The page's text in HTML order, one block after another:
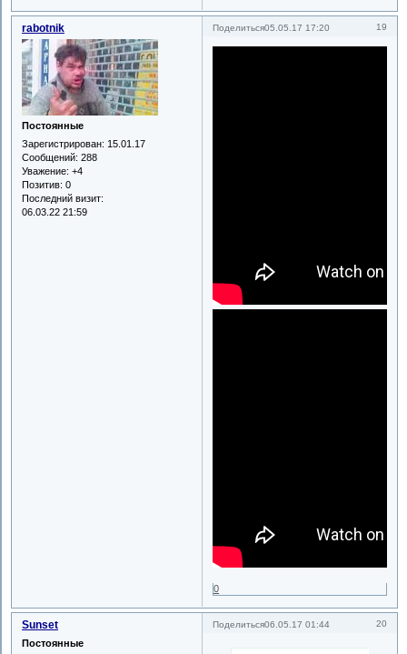
Поделиться 19
05.05.17 17:20
rabotnik
Постоянные
Зарегистрирован: 15.01.17
Сообщений: 288
Уважение: +4
Позитив: 0
Последний визит:
06.03.22 21:59
0
Поделиться 20
06.05.17 01:44
Sunset
Постоянные